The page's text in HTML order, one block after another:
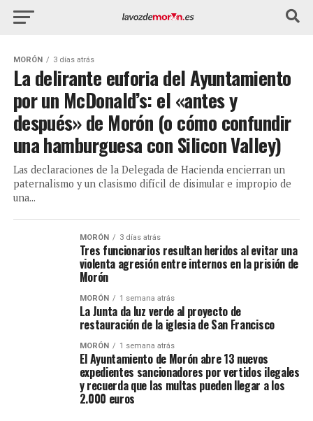
MORÓN 3 días atrás
La delirante euforia del Ayuntamiento
por un McDonald’s: el «antes y
después» de Morón (o cómo confundir
una hamburguesa con Silicon Valley)
Las declaraciones de la Delegada de Hacienda encierran un
paternalismo y un clasismo difícil de disimular e impropio de
una...
MORÓN 3 días atrás
Tres funcionarios resultan heridos al evitar una
violenta agresión entre internos en la prisión de
Morón
MORÓN 1 semana atrás
La Junta da luz verde al proyecto de
restauración de la iglesia de San Francisco
MORÓN 1 semana atrás
El Ayuntamiento de Morón abre 13 nuevos
expedientes sancionadores por vertidos ilegales
y recuerda que las multas pueden llegar a los
2.000 euros